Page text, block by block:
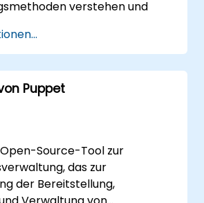
verstehen und
konfigurieren.
Puppet
Source-Tool zur
das zur
der Bereitstellung,